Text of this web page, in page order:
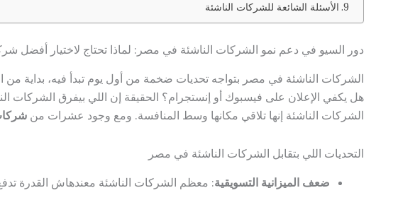
الأسئلة الشائعة للشركات الناشئة
دور السيو في دعم نمو الشركات الناشئة في مصر: لماذا تحتاج لاختيار أفضل
الشركات الناشئة في مصر بتواجه تحديات ضخمة من أول يوم تبدأ فيه، بداية
هل يكفي الإعلان على فيسبوك أو إنستجرام؟ الحقيقة إن اللي بيفرق الشركات
الشركات الناشئة إنها تلاقي مكانها وسط المنافسة. ومع وجود عشرات من
التحديات اللي بتقابل الشركات الناشئة في مصر
ضعف الميزانية التسويقية: معظم الشركات الناشئة معندهاش القدرة